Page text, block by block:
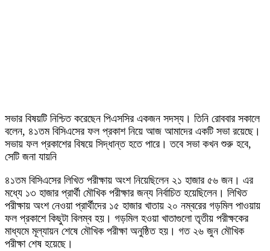
সভার বিষয়টি নিশ্চিত করেছেন পিএসসির একজন সদস্য। তিনি রোববার সকালে
বলেন, ৪১তম বিসিএসের ফল প্রকাশ নিয়ে আজ আমাদের একটি সভা রয়েছে।
সভায় ফল প্রকাশের বিষয়ে সিদ্ধান্ত হতে পারে। তবে সভা কখন শুরু হবে,
সেটি জনা যায়নি
৪১তম বিসিএসের লিখিত পরীক্ষায় অংশ নিয়েছিলেন ২১ হাজার ৫৬ জন। এর
মধ্যে ১৩ হাজার প্রার্থী মৌখিক পরীক্ষার জন্য নির্বাচিত হয়েছিলেন। লিখিত
পরীক্ষায় অংশ নেওয়া প্রার্থীদের ১৫ হাজার খাতায় ২০ নম্বরের গড়মিল পাওয়ায়
ফল প্রকাশে কিছুটা বিলম্ব হয়। গড়মিল হওয়া খাতাগুলো তৃতীয় পরীক্ষকের
মাধ্যমে মূল্যায়ন শেষে মৌখিক পরীক্ষা অনুষ্ঠিত হয়। গত ২৬ জুন মৌখিক
পরীক্ষা শেষ হয়েছে।